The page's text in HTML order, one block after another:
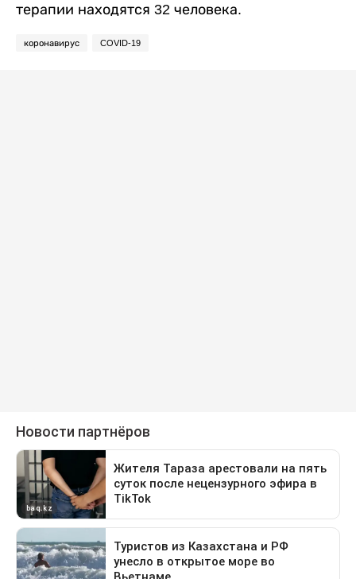
терапии находятся 32 человека.
коронавирус COVID-19